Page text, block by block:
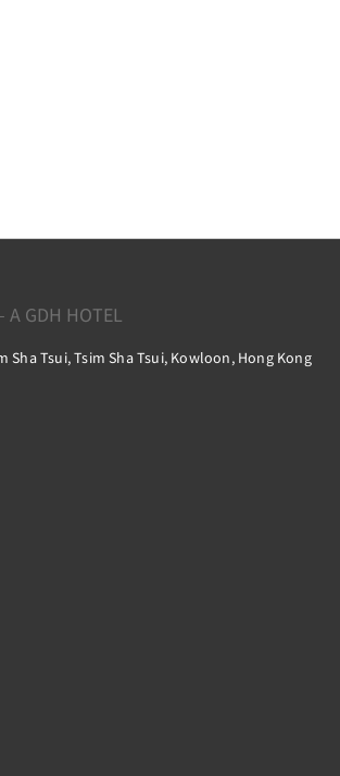
A GDH HOTEL
Sha Tsui, Tsim Sha Tsui, Kowloon, Hong Kong